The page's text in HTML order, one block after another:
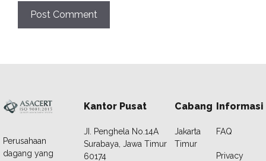
Perusahaan
dagang yang
Kantor Pusat
JI. Penghela No.14A
Surabaya, Jawa Timur
60174
Cabang
Jakarta
Timur
Informasi
FAQ
Privacy